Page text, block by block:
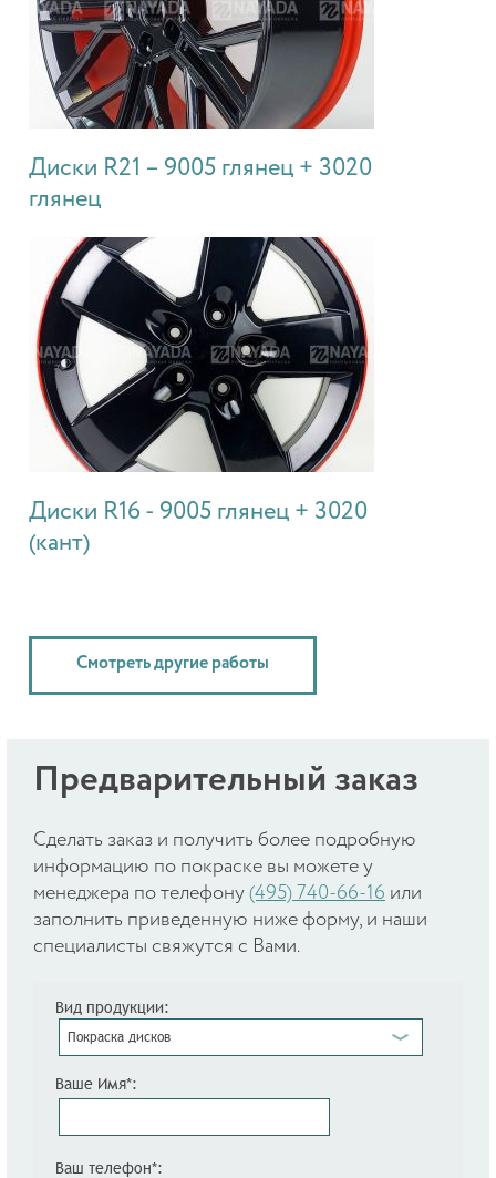
Диски R21 – 9005 глянец + 3020
глянец
Диски R16 - 9005 глянец + 3020
(кант)
Смотреть другие работы
Предварительный заказ
Cделать заказ и получить более подробную
информацию по покраске вы можете у
менеджера по телефону (495) 740-66-16 или
заполнить приведенную ниже форму, и наши
специалисты свяжутся с Вами.
Вид продукции:
Покраска дисков
Ваше Имя*:
Ваш телефон*: